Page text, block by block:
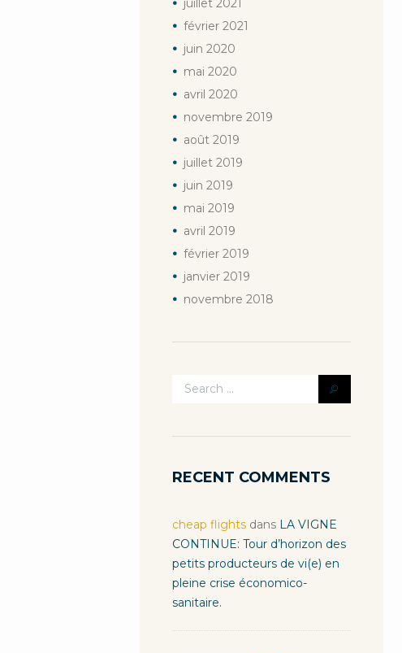
juillet 2021
février 2021
juin 2020
mai 2020
avril 2020
novembre 2019
août 2019
juillet 2019
juin 2019
mai 2019
avril 2019
février 2019
janvier 2019
novembre 2018
RECENT COMMENTS
cheap flightsdans LA VIGNE
CONTINUE: Tour d’horizon des
petits producteurs de vi(e) en
pleine crise économico-
sanitaire.